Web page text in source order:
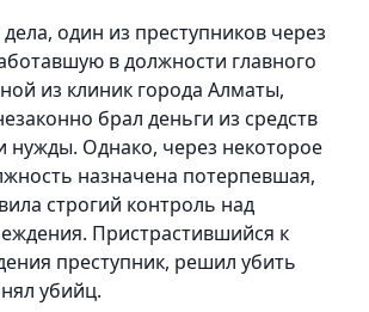
один из преступников через
в должности главного
из клиник города Алматы,
брал деньги из средств
нужды. Однако, через некоторое
назначена потерпевшая,
строгий контроль над
Пристрастившийся к
преступник, решил убить
убийц.